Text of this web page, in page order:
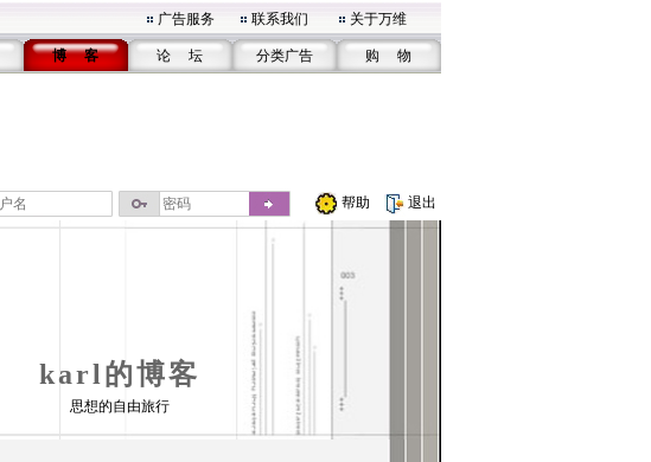
广告服务 联系我们 关于万维
博 客 论 坛 分类广告 购 物
帮助 退出
karl的博客
思想的自由旅行